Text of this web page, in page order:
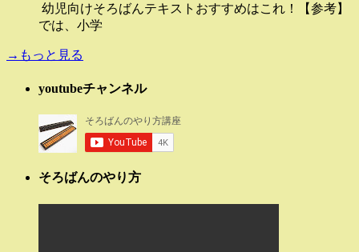
幼児向けそろばんテキストおすすめはこれ！【参考】
では、小学
→もっと見る
youtubeチャンネル
そろばんのやり方